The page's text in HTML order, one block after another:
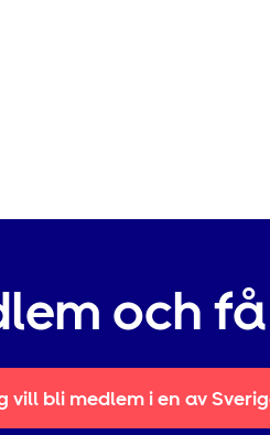
och
vill bli medlem i en av